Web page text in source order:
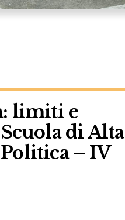
limiti e
di Alta
– IV